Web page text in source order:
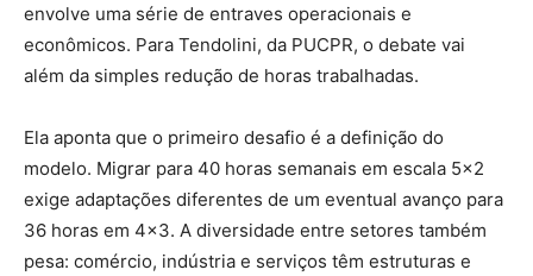
envolve uma série de entraves operacionais e
econômicos. Para Tendolini, da PUCPR, o debate vai
além da simples redução de horas trabalhadas.
Ela aponta que o primeiro desafio é a definição do
modelo. Migrar para 40 horas semanais em escala 5×2
exige adaptações diferentes de um eventual avanço para
36 horas em 4×3. A diversidade entre setores também
pesa: comércio, indústria e serviços têm estruturas e